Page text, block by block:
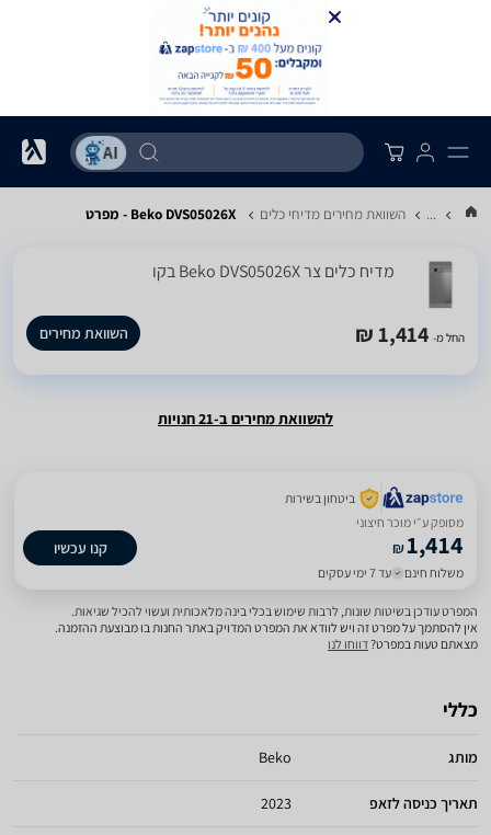
... השוואת מחירים מדיחי כלים Beko DVS05026X - מפרט
מדיח כלים ‏צר Beko DVS05026X בקו
החל מ- 1,414 ₪ השוואת מחירים
להשוואת מחירים ב-21 חנויות
ביטחון בשירות
מסופק ע״י מוכר חיצוני
₪1,414
משלוח חינם עד 7 ימי עסקים
קנו עכשיו
המפרט עודכן בשיטות שונות, לרבות שימוש בכלי בינה מלאכותית ועשוי להכיל שגיאות.
אין להסתמך על מפרט זה ויש לוודא את המפרט המדויק באתר החנות בו מבוצעת ההזמנה.
מצאתם טעות במפרט?דווחו לנו
כללי
מותג Beko
תאריך כניסה לזאפ 2023